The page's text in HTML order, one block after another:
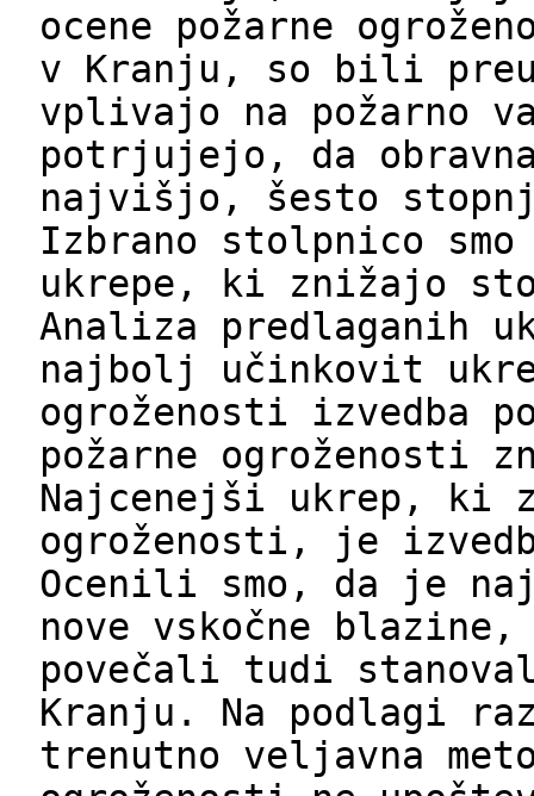
ocene požarne
v Kranju, so bili
vplivajo na požarno
potrjujejo, da
najvišjo, šesto
Izbrano stolpnico
ukrepe, ki znižajo
Analiza predlaganih
najbolj učinkovit
ogroženosti izvedba
požarne ogroženosti
Najcenejši ukrep, ki
ogroženosti, je
Ocenili smo, da je
nove vskočne
povečali tudi
Kranju. Na podlagi
trenutno veljavna